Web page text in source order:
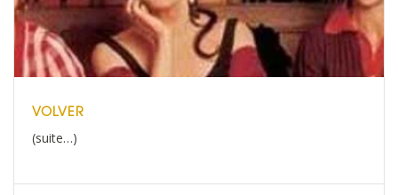
VOLVER
(suite…)